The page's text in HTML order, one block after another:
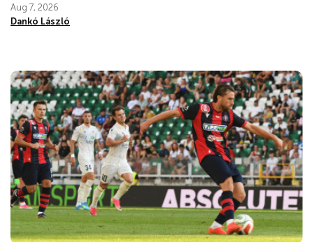
Aug 7, 2026
Dankó László